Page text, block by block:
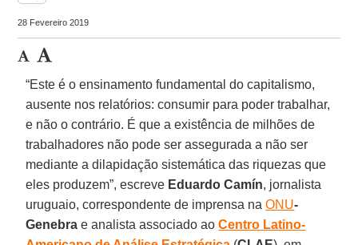
28 Fevereiro 2019
“Este é o ensinamento fundamental do capitalismo,
ausente nos relatórios: consumir para poder trabalhar,
e não o contrário. É que a existência de milhões de
trabalhadores não pode ser assegurada a não ser
mediante a dilapidação sistemática das riquezas que
eles produzem”, escreve Eduardo Camín, jornalista
uruguaio, correspondente de imprensa naONU-
Genebra e analista associado aoCentro Latino-